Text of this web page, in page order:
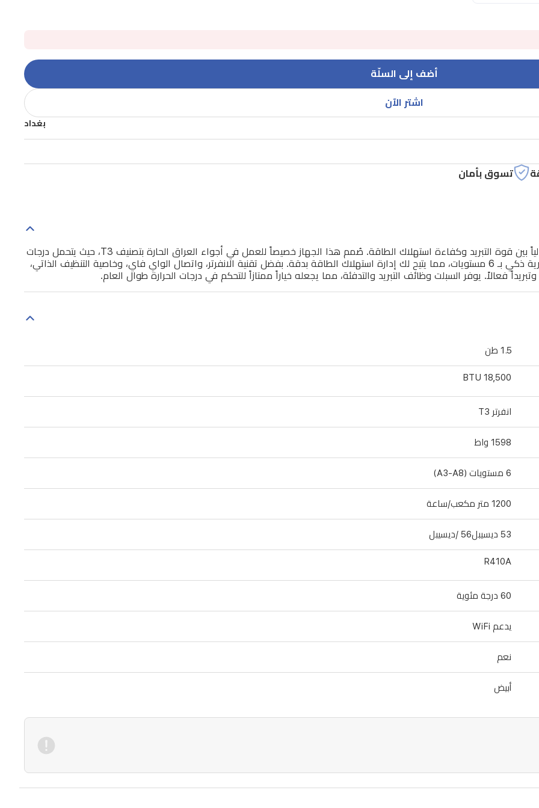
أضف إلى السلّة
اشتر الآن
بغداد
تسوق بأمان
يوفر سبلت الريان جداري من فئة Z Pro بسعة 1.5 طن توازناً مثالياً بين قوة التبريد وكفاءة استهلاك الطاقة. صُمم هذا الجهاز خصيصاً للعمل في أجواء العراق الحارة بتصنيف T3، حيث يتحمل درجات
حرارة تشغيل تصل إلى 60 درجة مئوية. يتميز بنظام تحكم بالأمبيرية ذكي بـ 6 مستويات، مما يتيح لك إدارة استهلاك الطاقة بدقة. بفضل تقنية الانفرتر، واتصال الواي فاي، وخاصية التنظيف الذاتي،
فعالاً. يوفر السبلت وظائف التبريد والتدفئة، مما يجعله خياراً ممتازاً للتحكم في درجات الحرارة طوال العام.
1.5 طن
18,500 BTU
انفرتر T3
1598 واط
6 مستويات (A3-A8)
1200 متر مكعب/ساعة
53 ديسيبل56 /ديسيبل
R410A
60 درجة مئوية
يدعم WiFi
نعم
أبيض